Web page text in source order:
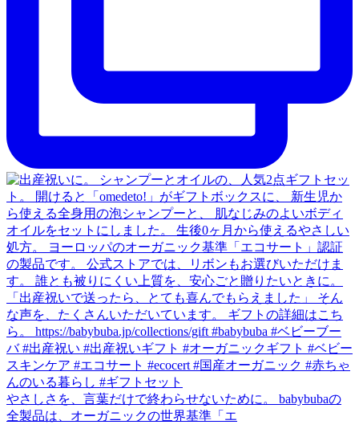
やさしさを、言葉だけで終わらせないために。 babybubaの
全製品は、オーガニックの世界基準「エ